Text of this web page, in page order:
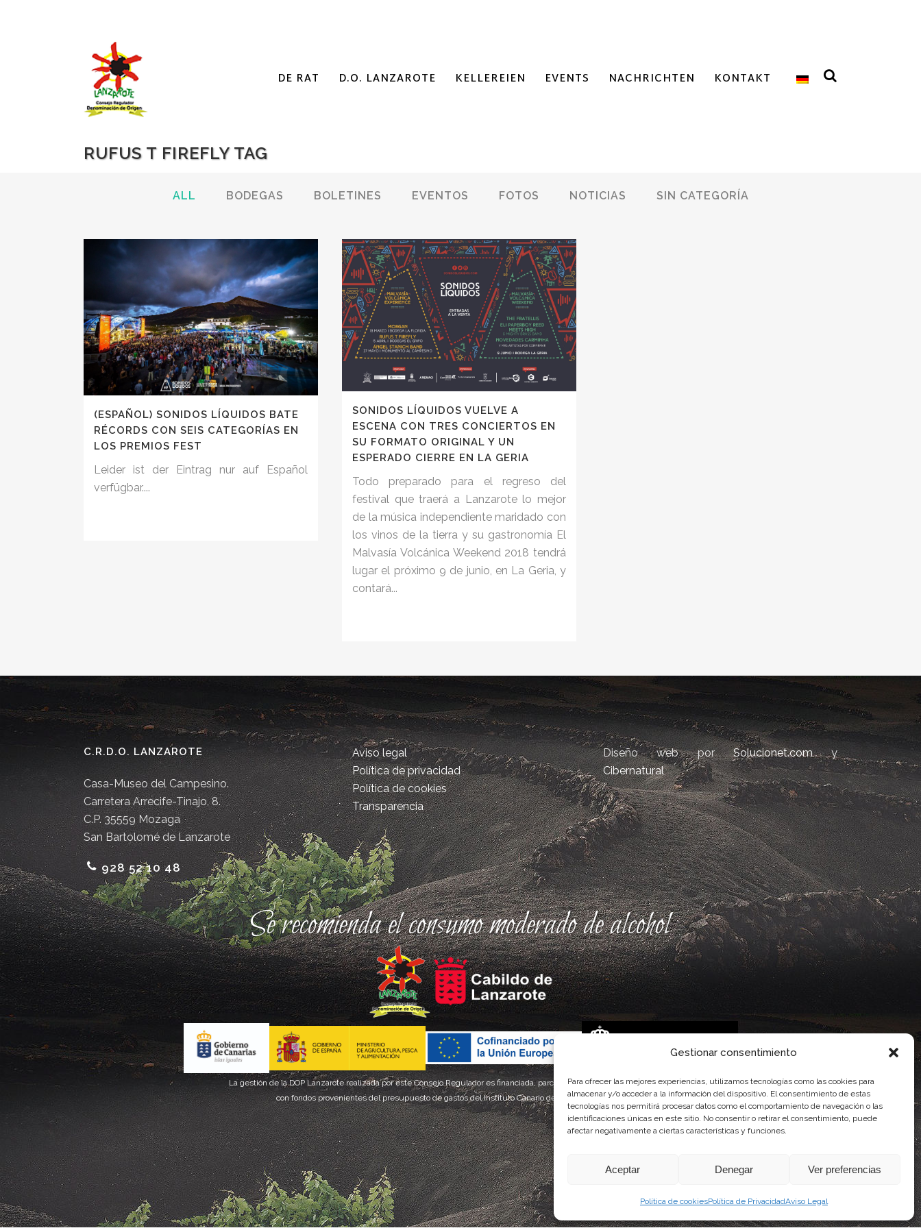
Gestionar consentimiento
Para ofrecer las mejores experiencias, utilizamos tecnologías como las cookies para
almacenar y/o acceder a la información del dispositivo. El consentimiento de estas
tecnologías nos permitirá procesar datos como el comportamiento de navegación o las
identificaciones únicas en este sitio. No consentir o retirar el consentimiento, puede
afectar negativamente a ciertas características y funciones.
Aceptar Denegar Ver preferencias
Política de cookiesPolítica de PrivacidadAviso Legal
DE RAT D.O. LANZAROTE KELLEREIEN EVENTS NACHRICHTEN KONTAKT
RUFUS T FIREFLY TAG
ALL BODEGAS BOLETINES EVENTOS FOTOS NOTICIAS SIN CATEGORÍA
(ESPAÑOL) SONIDOS LÍQUIDOS BATE
RÉCORDS CON SEIS CATEGORÍAS EN
LOS PREMIOS FEST
Leider ist der Eintrag nur auf Español
verfügbar....
SONIDOS LÍQUIDOS VUELVE A
ESCENA CON TRES CONCIERTOS EN
SU FORMATO ORIGINAL Y UN
ESPERADO CIERRE EN LA GERIA
Todo preparado para el regreso del
festival que traerá a Lanzarote lo mejor
de la música independiente maridado con
los vinos de la tierra y su gastronomía El
Malvasía Volcánica Weekend 2018 tendrá
lugar el próximo 9 de junio, en La Geria, y
contará...
C.R.D.O. LANZAROTE
Casa-Museo del Campesino.
Carretera Arrecife-Tinajo, 8.
C.P. 35559 Mozaga
San Bartolomé de Lanzarote
928 52 10 48
Aviso legal
Política de privacidad
Política de cookies
Transparencia
Diseño web porSolucionet.comy
Cibernatural
Se recomienda el consumo moderado de alcohol
La gestión de la DOP Lanzarote realizada por este Consejo Regulador es financiada, parcialmente, por el Gobierno de Canarias
con fondos provenientes del presupuesto de gastos del Instituto Canario de Calidad Agroalimentaria